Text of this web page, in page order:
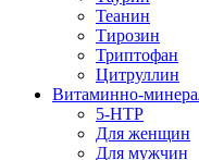
Теанин
Тирозин
Триптофан
Цитруллин
Витаминно-
5-HTP
Для женщин
Для мужчин